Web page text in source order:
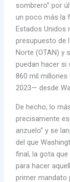
sombrero” por
un poco más la
Estados Unidos
presupuesto de
Norte (OTAN) y
puedan hacer
860 mil millones
2023— desde
De hecho, lo
precisamente
anzuelo” y se
del que
final, la gota
para hacer
primer mandato